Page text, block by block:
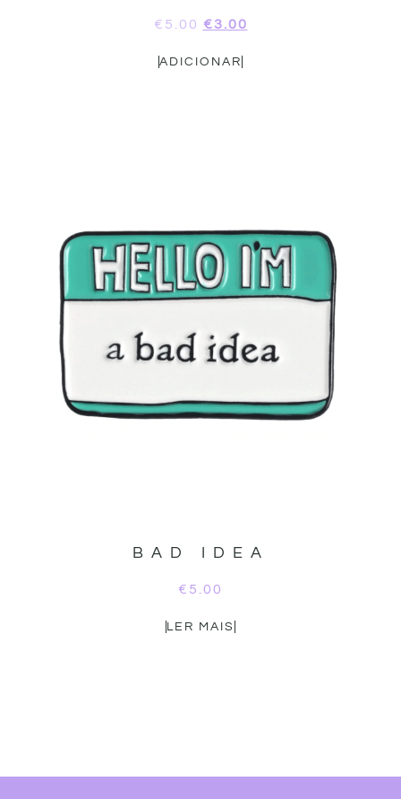
€ 5.00 €3.00
ADICIONAR
BAD IDEA
€ 5.00
LER MAIS